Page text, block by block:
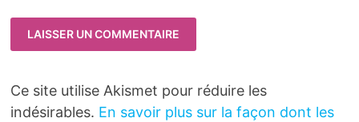
Ce site utilise Akismet pour réduire les
indésirables. En savoir plus sur la façon dont les